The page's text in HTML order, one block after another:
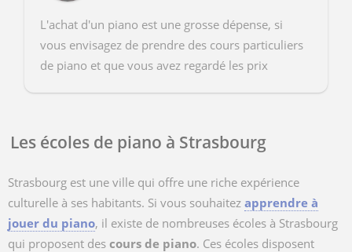
L'achat d'un piano est une grosse dépense, si
vous envisagez de prendre des cours particuliers
de piano et que vous avez regardé les prix
Les écoles de piano à Strasbourg
Strasbourg est une ville qui offre une riche expérience
culturelle à ses habitants. Si vous souhaitez apprendre à
jouer du piano, il existe de nombreuses écoles à Strasbourg
qui proposent des cours de piano. Ces écoles disposent